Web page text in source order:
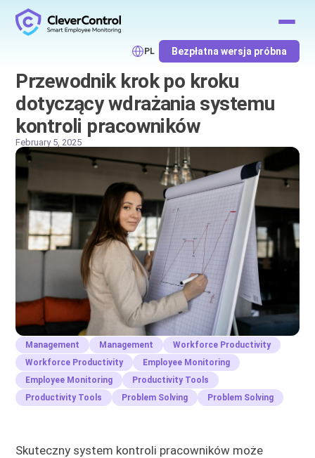
PL Bezpłatna wersja próbna
Przewodnik krok po kroku
dotyczący wdrażania systemu
kontroli pracowników
February 5, 2025
Management Management
Workforce Productivity
Workforce Productivity
Employee Monitoring
Employee Monitoring
Productivity Tools
Productivity Tools
Problem Solving Problem Solving
Skuteczny system kontroli pracowników może